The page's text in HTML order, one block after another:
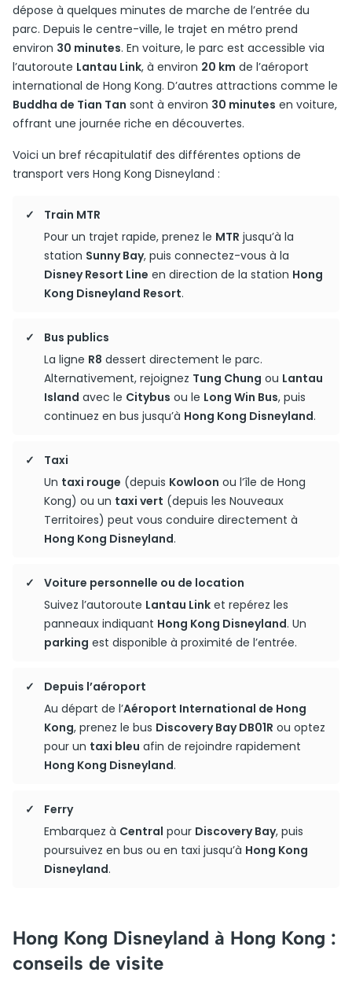
dépose à quelques minutes de marche de l’entrée du
parc. Depuis le centre-ville, le trajet en métro prend
environ 30 minutes. En voiture, le parc est accessible via
l’autoroute Lantau Link, à environ 20 km de l’aéroport
international de Hong Kong. D’autres attractions comme le
Buddha de Tian Tan sont à environ 30 minutes en voiture,
offrant une journée riche en découvertes.
Voici un bref récapitulatif des différentes options de
transport vers Hong Kong Disneyland :
Train MTR
Pour un trajet rapide, prenez le MTR jusqu’à la
station Sunny Bay, puis connectez-vous à la
Disney Resort Line en direction de la station Hong
Kong Disneyland Resort.
Bus publics
La ligne R8 dessert directement le parc.
Alternativement, rejoignez Tung Chung ou Lantau
Island avec le Citybus ou le Long Win Bus, puis
continuez en bus jusqu’à Hong Kong Disneyland.
Taxi
Un taxi rouge (depuis Kowloon ou l’île de Hong
Kong) ou un taxi vert (depuis les Nouveaux
Territoires) peut vous conduire directement à
Hong Kong Disneyland.
Voiture personnelle ou de location
Suivez l’autoroute Lantau Link et repérez les
panneaux indiquant Hong Kong Disneyland. Un
parking est disponible à proximité de l’entrée.
Depuis l’aéroport
Au départ de l’Aéroport International de Hong
Kong, prenez le bus Discovery Bay DB01R ou optez
pour un taxi bleu afin de rejoindre rapidement
Hong Kong Disneyland.
Ferry
Embarquez à Central pour Discovery Bay, puis
poursuivez en bus ou en taxi jusqu’à Hong Kong
Disneyland.
Hong Kong Disneyland à Hong Kong :
conseils de visite